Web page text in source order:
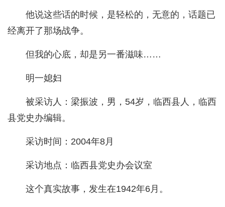
他说这些话的时候，是轻松的，无意的，话题已
经离开了那场战争。
但我的心底，却是另一番滋味……
明一媳妇
被采访人：梁振波，男，54岁，临西县人，临西
县党史办编辑。
采访时间：2004年8月
采访地点：临西县党史办会议室
这个真实故事，发生在1942年6月。